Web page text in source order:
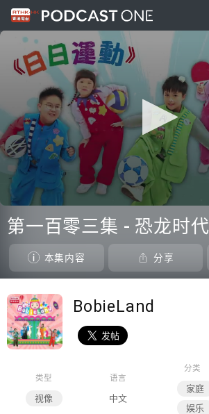
seconds
of
seconds
第一百零三集 - 恐龙时代
本集内容 分享
BobieLand
类型
视像
语言
中文
分类
家庭
娱乐